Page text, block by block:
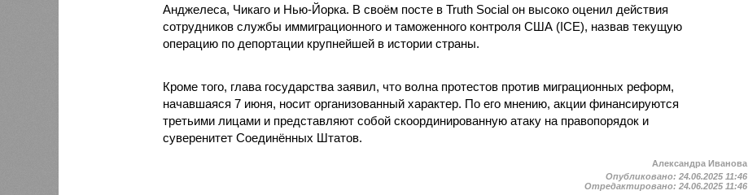
Анджелеса, Чикаго и Нью-Йорка. В своём посте в Truth Social он высоко оценил действия
сотрудников службы иммиграционного и таможенного контроля США (ICE), назвав текущую
операцию по депортации крупнейшей в истории страны.
Кроме того, глава государства заявил, что волна протестов против миграционных реформ,
начавшаяся 7 июня, носит организованный характер. По его мнению, акции финансируются
третьими лицами и представляют собой скоординированную атаку на правопорядок и
суверенитет Соединённых Штатов.
Александра Иванова
Опубликовано:24.06.2025 11:46
Отредактировано:24.06.2025 11:46